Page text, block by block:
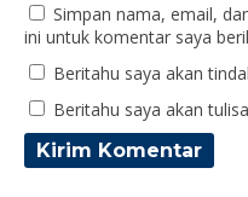
Simpan nama, email,
ini untuk komentar saya
Beritahu saya akan
Beritahu saya akan